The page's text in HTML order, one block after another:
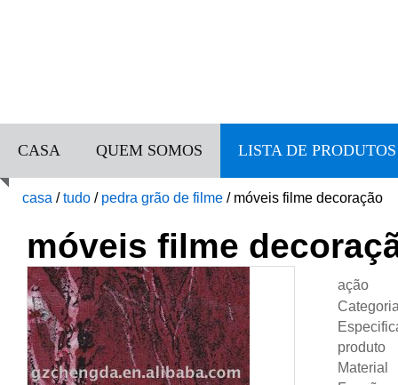
CASA QUEM SOMOS LISTA DE PRODUTOS
casa /tudo / pedra grão de filme / móveis filme decoração
móveis filme
ação
produto
Material